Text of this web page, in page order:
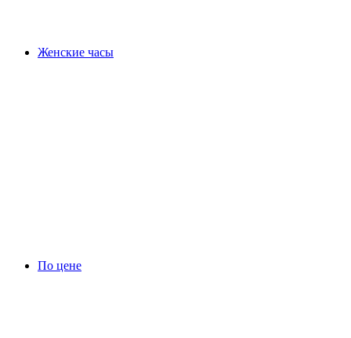
Женские часы
По цене